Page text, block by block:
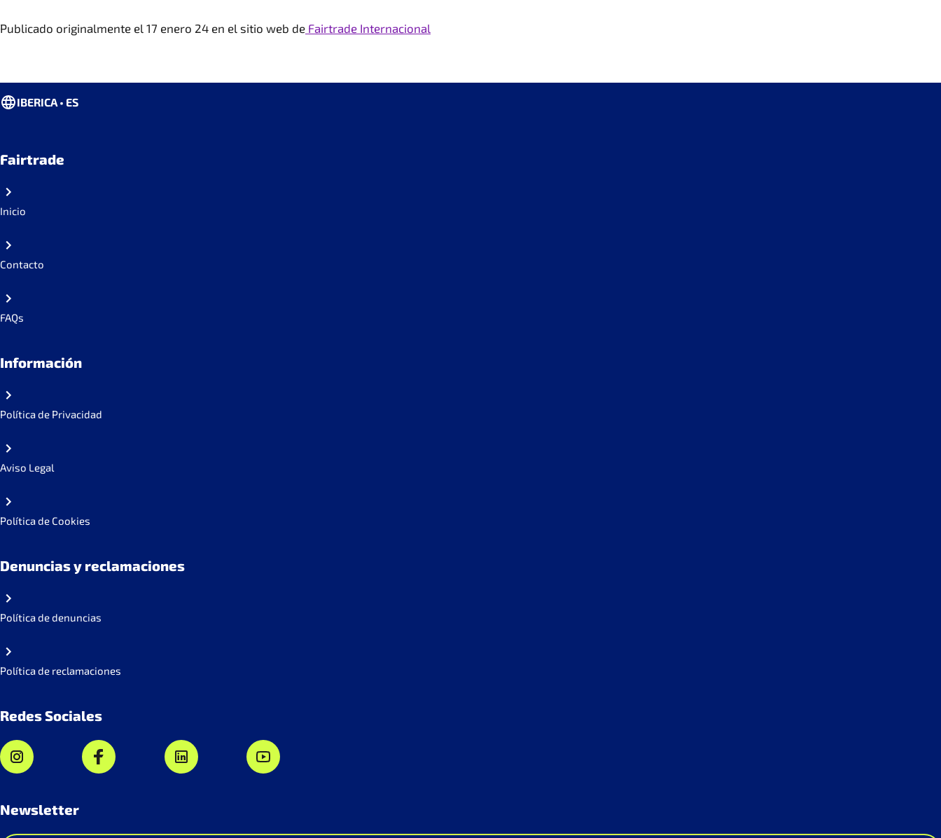
Publicado originalmente el 17 enero 24 en el sitio web de Fairtrade Internacional
IBERICA • ES
Fairtrade
Inicio
Contacto
FAQs
Información
Política de Privacidad
Aviso Legal
Política de Cookies
Denuncias y reclamaciones
Política de denuncias
Política de reclamaciones
Redes Sociales
Newsletter